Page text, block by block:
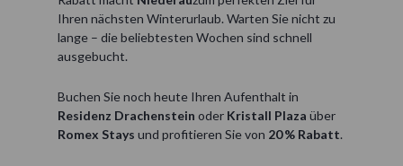
Ihren nächsten Winterurlaub. Warten Sie nicht zu
lange – die beliebtesten Wochen sind schnell
ausgebucht.
Buchen Sie noch heute Ihren Aufenthalt in
Residenz Drachenstein oder Kristall Plaza über
Romex Stays und profitieren Sie von 20 % Rabatt.